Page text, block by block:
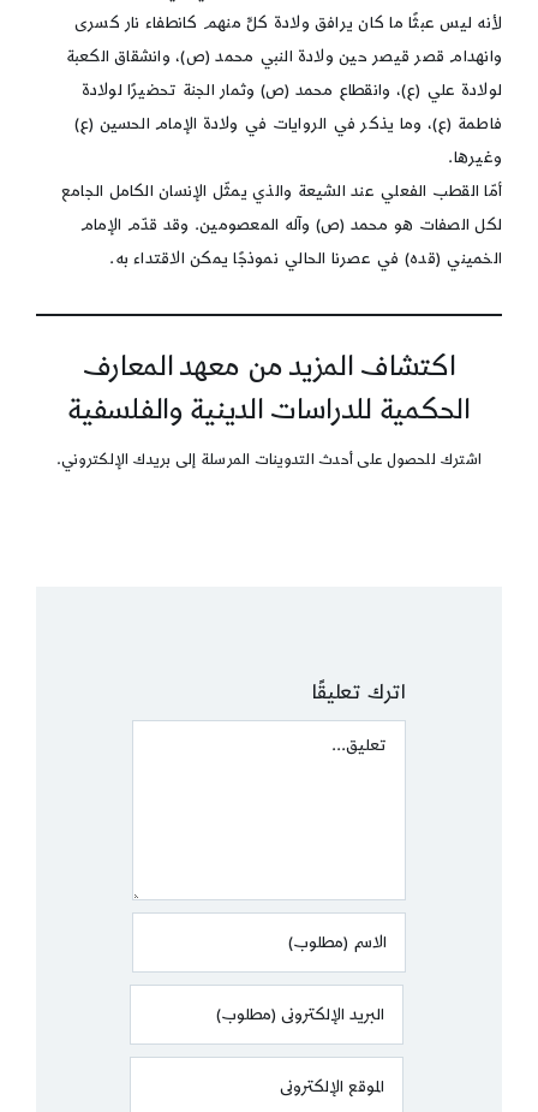
لأنه ليس عبثًا ما كان يرافق ولادة كلٍّ منهم كانطفاء نار كسرى
وانهدام قصر قيصر حين ولادة النبي محمد (ص)، وانشقاق الكعبة
لولادة علي (ع)، وانقطاع محمد (ص) وثمار الجنة تحضيرًا لولادة
فاطمة (ع)، وما يذكر في الروايات في ولادة الإمام الحسين (ع)
وغيرها.
أمّا القطب الفعلي عند الشيعة والذي يمثّل الإنسان الكامل الجامع
لكل الصفات هو محمد (ص) وآله المعصومين. وقد قدّم الإمام
الخميني (قده) في عصرنا الحالي نموذجًا يمكن الاقتداء به.
اكتشاف المزيد من معهد المعارف
الحكمية للدراسات الدينية والفلسفية
اشترك للحصول على أحدث التدوينات المرسلة إلى بريدك الإلكتروني.
اترك تعليقًا
Comment